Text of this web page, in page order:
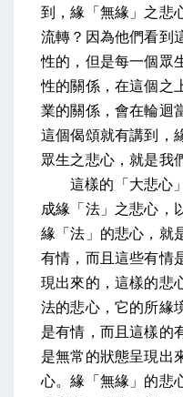
到，緣「無緣」之悲
流轉？因為他們看到
性的，但是每一個眾
性的關係，在這個之
業的關係，會在輪迴
這個偈頌就有講到，
眾生之悲心，就是我
這樣的「大悲心
成緣「法」之悲心，
緣「法」的悲心，就
有情，而且這些有情
現出來的，這樣的悲
法的悲心，它的所緣
是有情，而且這樣的
是無常的狀態呈現出
心。緣「無緣」的悲